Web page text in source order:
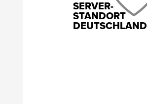
SERVER-
STANDORT
DEUTSCHLAND